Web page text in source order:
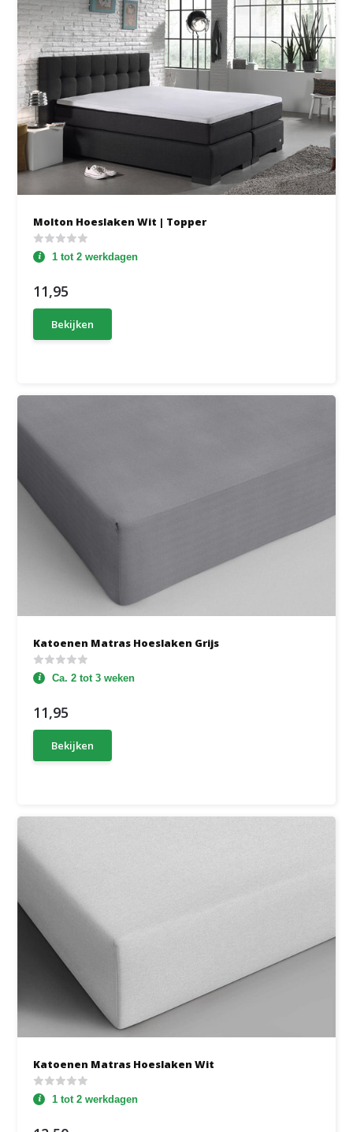
Molton Hoeslaken Wit | Topper
1 tot 2 werkdagen
11,95
Bekijken
Katoenen Matras Hoeslaken Grijs
Ca. 2 tot 3 weken
11,95
Bekijken
Katoenen Matras Hoeslaken Wit
1 tot 2 werkdagen